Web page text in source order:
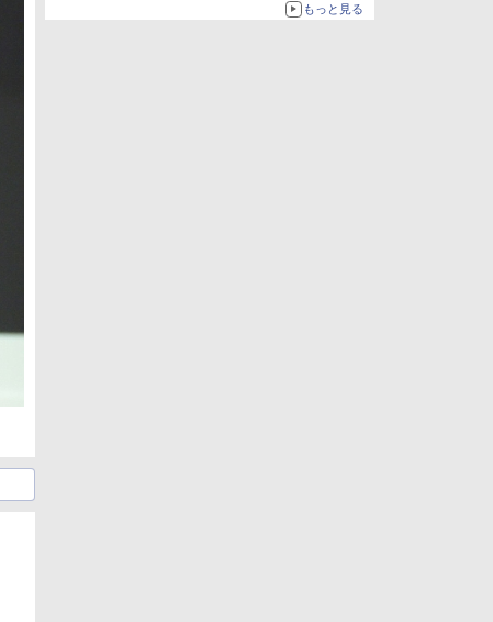
「特製ガーリックマヨソース」を使用した超大
もっと見る